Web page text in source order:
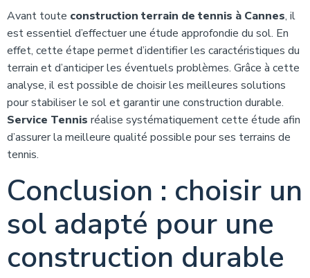
Avant toute construction terrain de tennis à Cannes, il
est essentiel d’effectuer une étude approfondie du sol. En
effet, cette étape permet d’identifier les caractéristiques du
terrain et d’anticiper les éventuels problèmes. Grâce à cette
analyse, il est possible de choisir les meilleures solutions
pour stabiliser le sol et garantir une construction durable.
Service Tennis réalise systématiquement cette étude afin
d’assurer la meilleure qualité possible pour ses terrains de
tennis.
Conclusion : choisir un
sol adapté pour une
construction durable